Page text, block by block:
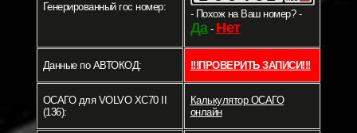
Генерированный гос номер:
- Похож на Ваш номер? -
Да- Нет
Данные по АВТОКОД: !!!ПРОВЕРИТЬ ЗАПИСИ!!!
ОСАГО для VOLVO XC70 II
(136):
Калькулятор ОСАГО
онлайн